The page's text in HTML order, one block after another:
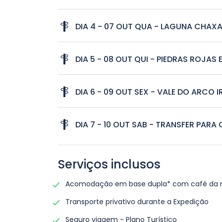
de
DIA 4 - 07 OUT QUA - LAGUNA
que
DIA 5 - 08 OUT QUI - PIEDRAS ROJAS
DIA 6 - 09 OUT SEX - VALE DO ARCO
DIA 7 - 10 OUT SAB - TRANSFER PARA
Em
para
Serviços inclusos
Acomodação em base dupla* com café da
Transporte privativo durante a Expedição
Seguro viagem - Plano Turístico